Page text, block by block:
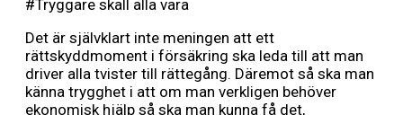
#Tryggare skall alla vara
Det är självklart inte meningen att ett
rättskyddmoment i försäkring ska leda till att man
driver alla tvister till rättegång. Däremot så ska man
känna trygghet i att om man verkligen behöver
ekonomisk hjälp så ska man kunna få det,